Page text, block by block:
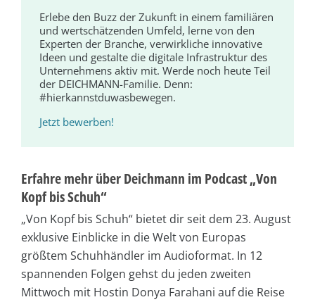
Erlebe den Buzz der Zukunft in einem familiären
und wertschätzenden Umfeld, lerne von den
Experten der Branche, verwirkliche innovative
Ideen und gestalte die digitale Infrastruktur des
Unternehmens aktiv mit. Werde noch heute Teil
der DEICHMANN-Familie. Denn:
#hierkannstduwasbewegen.
Jetzt bewerben!
Erfahre mehr über Deichmann im Podcast „Von
Kopf bis Schuh“
„Von Kopf bis Schuh“ bietet dir seit dem 23. August
exklusive Einblicke in die Welt von Europas
größtem Schuhhändler im Audioformat. In 12
spannenden Folgen gehst du jeden zweiten
Mittwoch mit Hostin Donya Farahani auf die Reise